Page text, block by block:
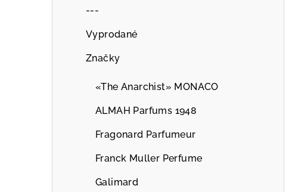
---
Vyprodané
Značky
«The Anarchist» MONACO
ALMAH Parfums 1948
Fragonard Parfumeur
Franck Muller Perfume
Galimard